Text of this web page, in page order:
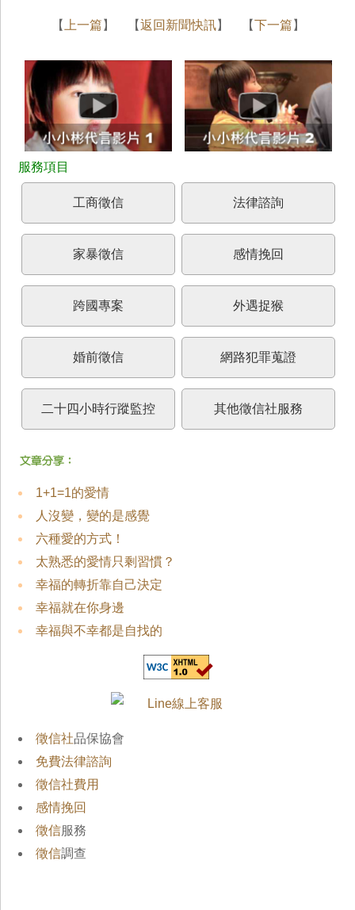
【 上一篇 】 【返回新聞快訊】 【下一篇 】
工商徵信 法律諮詢
家暴徵信 感情挽回
跨國專案 外遇捉猴
婚前徵信 網路犯罪蒐證
二十四小時行蹤監控 其他徵信社服務
1+1=1的愛情
人沒變，變的是感覺
六種愛的方式！
太熟悉的愛情只剩習慣？
幸福的轉折靠自己決定
幸福就在你身邊
幸福與不幸都是自找的
徵信社品保協會
免費法律諮詢
徵信社費用
感情挽回
徵信服務
徵信調查